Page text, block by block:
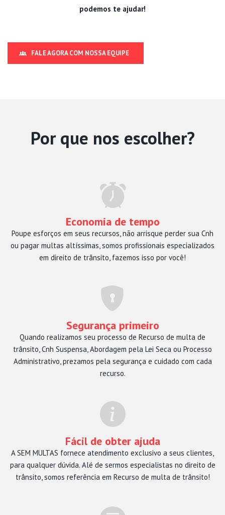
podemos te ajudar!
FALE AGORA COM NOSSA EQUIPE
Por que nos escolher?
Economia de tempo
Poupe esforços em seus recursos, não arrisque perder sua Cnh
ou pagar multas altíssimas, somos profissionais especializados
em direito de trânsito, fazemos isso por você!
Segurança primeiro
Quando realizamos seu processo de Recurso de multa de
trânsito, Cnh Suspensa, Abordagem pela Lei Seca ou Processo
Administrativo, prezamos pela segurança e cuidado com cada
recurso.
Fácil de obter ajuda
A SEM MULTAS fornece atendimento exclusivo a seus clientes,
para qualquer dúvida. Alé de sermos especialistas no direito de
trânsito, somos referência em Recurso de multa de trânsito!